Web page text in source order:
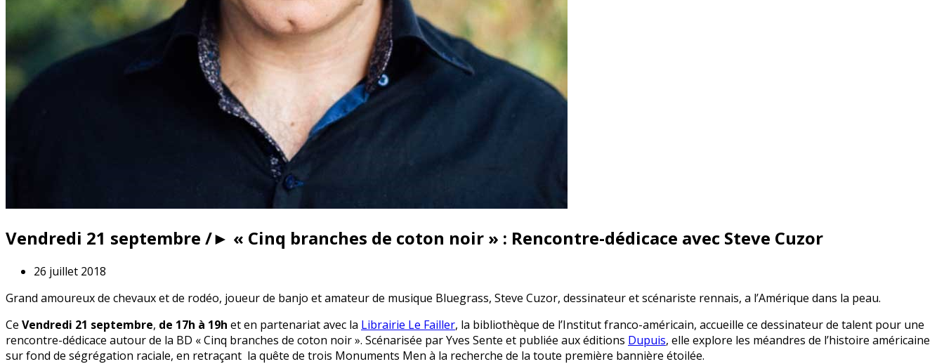
Vendredi 21 septembre /► « Cinq branches de coton noir » : Rencontre-dédicace avec Steve Cuzor
26 juillet 2018
Grand amoureux de chevaux et de rodéo, joueur de banjo et amateur de musique Bluegrass, Steve Cuzor, dessinateur et scénariste rennais, a l’Amérique dans la peau.
Ce Vendredi 21 septembre, de 17h à 19h et en partenariat avec la Librairie Le Failler, la bibliothèque de l’Institut franco-américain, accueille ce dessinateur de talent pour une
rencontre-dédicace autour de la BD « Cinq branches de coton noir ». Scénarisée par Yves Sente et publiée aux éditions Dupuis, elle explore les méandres de l’histoire américaine
sur fond de ségrégation raciale, en retraçant la quête de trois Monuments Men à la recherche de la toute première bannière étoilée.